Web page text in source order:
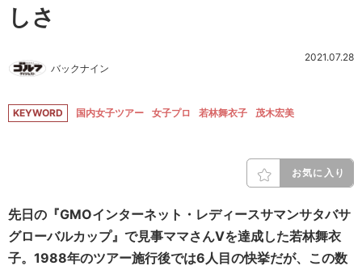
しさ
バックナイン
2021.07.28
KEYWORD 国内女子ツアー 女子プロ 若林舞衣子 茂木宏美
お気に入り
先日の『GMOインターネット・レディースサマンサタバサ
グローバルカップ』で見事ママさんVを達成した若林舞衣
子。1988年のツアー施行後では6人目の快挙だが、この数